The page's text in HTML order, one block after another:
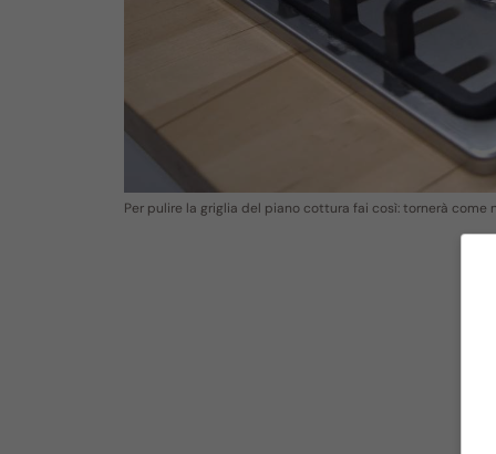
Per pulire la griglia del piano cottura fai così: tornerà come